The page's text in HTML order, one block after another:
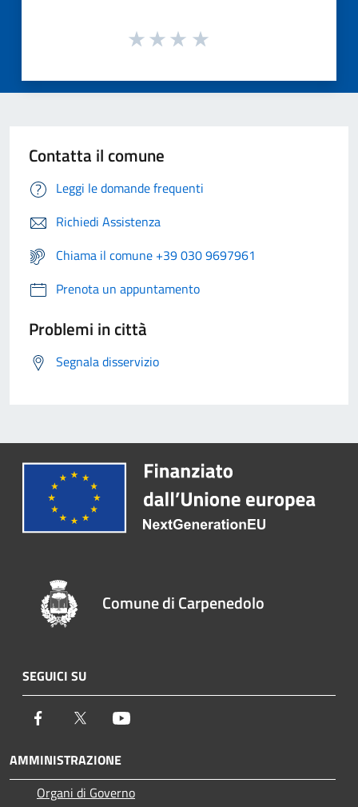
Contatta il comune
Leggi le domande frequenti
Richiedi Assistenza
Chiama il comune +39 030 9697961
Prenota un appuntamento
Problemi in città
Segnala disservizio
Comune di Carpenedolo
SEGUICI SU
Facebook Twitter
AMMINISTRAZIONE
Organi di Governo